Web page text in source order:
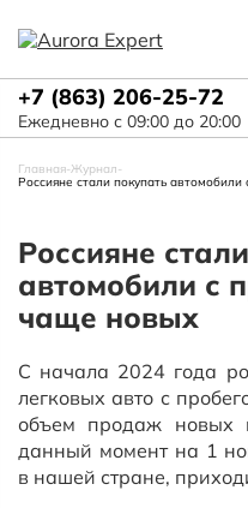
+7 (863) 206-25-72
Ежедневно с 09:00 до 20:00
Главная-Журнал-
Россияне стали покупать
Россияне
автомобили с
чаще новых
С начала 2024 года
легковых авто с
объем продаж новых
данный момент на 1
в нашей стране,